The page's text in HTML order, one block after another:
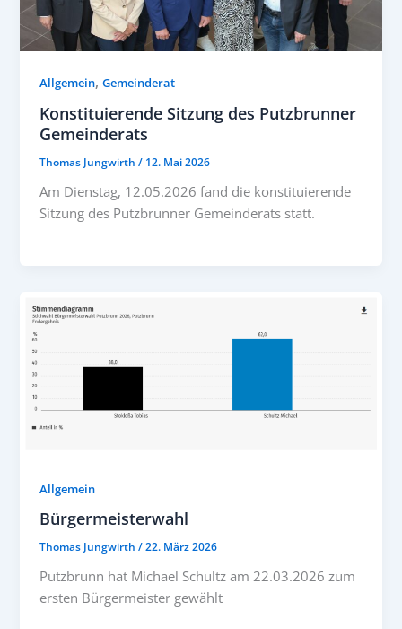
Allgemein,Gemeinderat
Konstituierende Sitzung des Putzbrunner
Gemeinderats
Thomas Jungwirth/ 12. Mai 2026
Am Dienstag, 12.05.2026 fand die konstituierende
Sitzung des Putzbrunner Gemeinderats statt.
Allgemein
Bürgermeisterwahl
Thomas Jungwirth/22. März 2026
Putzbrunn hat Michael Schultz am 22.03.2026 zum
ersten Bürgermeister gewählt